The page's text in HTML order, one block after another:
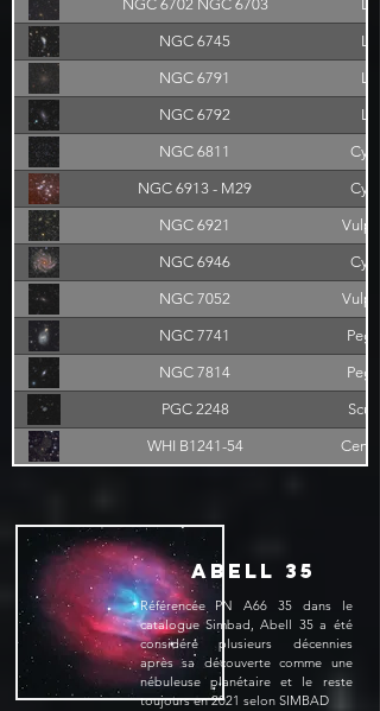
NGC 6702 NGC 6703 Lyra
NGC 6745 Lyra
NGC 6791 Lyra
NGC 6792 Lyra
NGC 6811
NGC 6913 - M29
NGC 6921
NGC 6946
NGC 7052
NGC 7741
NGC 7814
PGC 2248
WHI B1241-54
Abell 35
Référencée PN A66 35 dans le
catalogue Simbad, Abell 35 a été
considéré plusieurs décennies
après sa découverte comme une
nébuleuse planétaire et le reste
toujours en 2021 selon SIMBAD